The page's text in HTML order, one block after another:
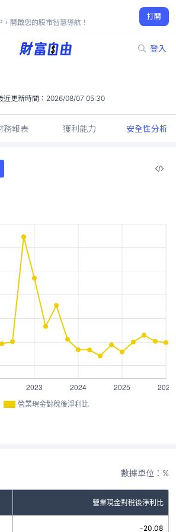
，開啟您的股市智慧導航！
打開
登入
51.80
-1.35%
近更新時間： 2026/08/07 05:30
務報表 獲利能力 安全性分析
營業現金對稅後淨利比
數據單位：%
營業現金對稅後淨利比
-20.08